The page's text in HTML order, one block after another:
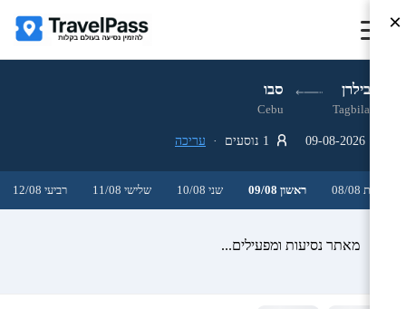
טגבילרן סבו
Tagbilaran
Cebu
עריכה
שבת 08/08 ראשון 09/08 שני 10/08 שלישי 11/08 רביעי 12/08
מאתר נסיעות ומפעילים...
×